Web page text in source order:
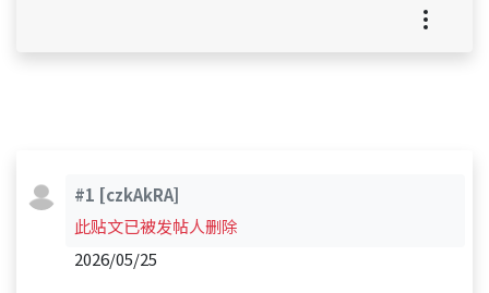
#1 [czkAkRA]
此贴文已被发帖人删除
2026/05/25